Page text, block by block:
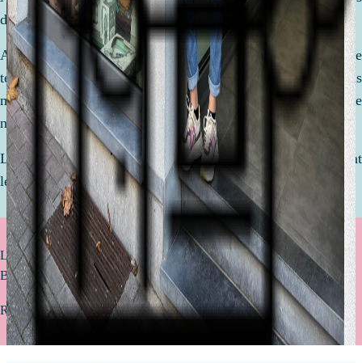
de votre vie.
Afin de préparer la venue de ce petit être, nous prenons le
temps de discuter, de comparer et de vous conseiller. Nous
mettons tout en oeuvre pour réaliser ensemble une liste de
naissance qui vous ressemble !
Le but ? Être équipé de l'essentiel pour accueillir votre enfant
le plus sereinement avec des articles de qualité.
Livraison offerte à partir de 75€ d’achat (uniquement valable pour la
Belgique)
Retrait gratuit en magasin sous 2 à 4 jours